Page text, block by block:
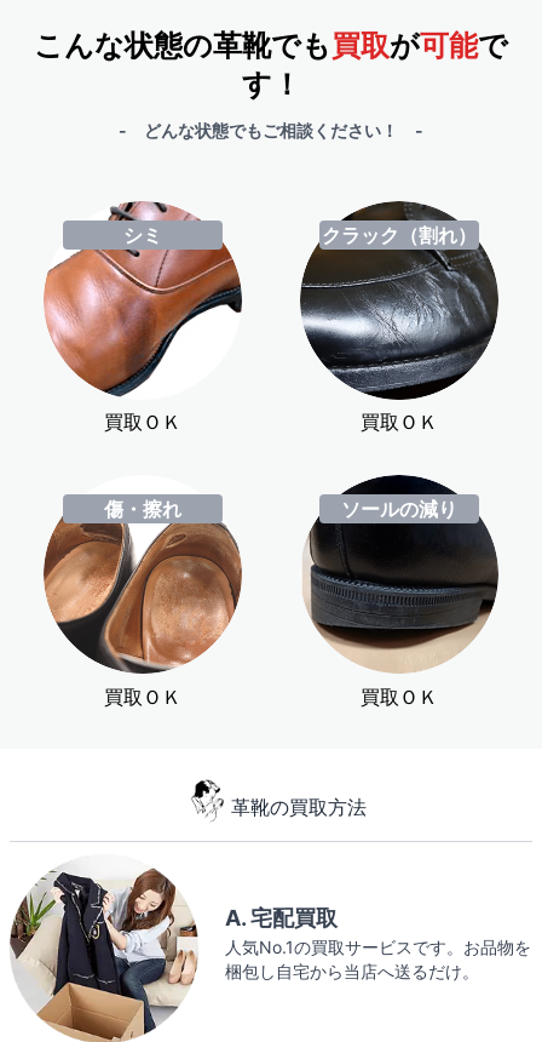
こんな状態の革靴でも買取が可能で
す！
- どんな状態でもご相談ください！ -
シミ
買取ＯＫ
クラック（割れ）
買取ＯＫ
傷・擦れ
買取ＯＫ
ソールの減り
買取ＯＫ
革靴の買取方法
A. 宅配買取
人気No.1の買取サービスです。お品物を
梱包し自宅から当店へ送るだけ。